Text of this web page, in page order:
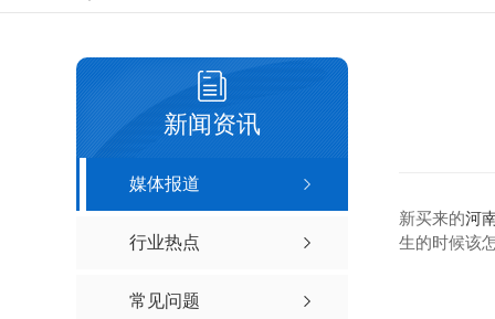
新闻资讯
媒体报道
行业热点
常见问题
新买来的河
生的时候该